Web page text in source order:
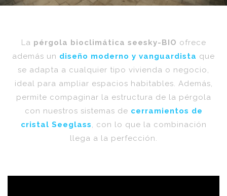
La pérgola bioclimática seesky-BIO ofrece
además un diseño moderno y vanguardista que
se adapta a cualquier tipo vivienda o negocio,
ideal para ampliar espacios habitables. Además,
permite compaginar la estructura de la pérgola
con nuestros sistemas de cerramientos de
cristal Seeglass, con lo que la combinación
llega a la perfección.